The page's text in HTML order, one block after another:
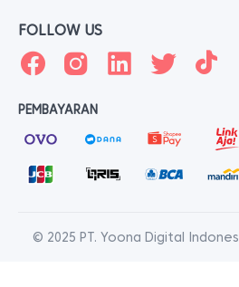
FOLLOW US
PEMBAYARAN
© 2025 PT. Yoona Digital